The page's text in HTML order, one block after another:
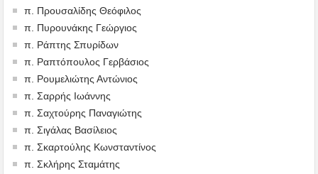
π. Προυσαλίδης Θεόφιλος
π. Πυρουνάκης Γεώργιος
π. Ράπτης Σπυρίδων
π. Ραπτόπουλος Γερβάσιος
π. Ρουμελιώτης Αντώνιος
π. Σαρρής Ιωάννης
π. Σαχτούρης Παναγιώτης
π. Σιγάλας Βασίλειος
π. Σκαρτούλης Κωνσταντίνος
π. Σκλήρης Σταμάτης